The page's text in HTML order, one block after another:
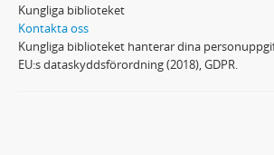
Kungliga biblioteket
Kontakta oss
Kungliga biblioteket hanterar dina
EU:s dataskyddsförordning (2018), GDPR.